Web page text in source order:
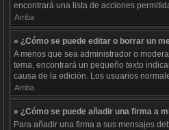
encontrará una lista de acciones
Arriba
» ¿Cómo se puede editar o borrar un
A menos que sea administrador o
tema, encontrará un pequeño texto
causa de la edición. Los usuarios
Arriba
» ¿Cómo se puede añadir una firma a
Para añadir una firma a sus mensajes